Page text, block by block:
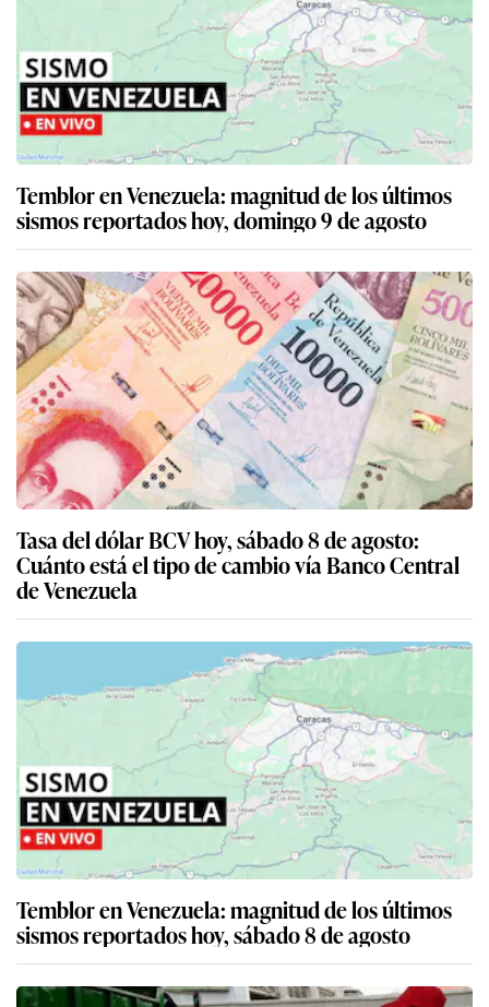
Temblor en Venezuela: magnitud de los últimos
sismos reportados hoy, domingo 9 de agosto
Tasa del dólar BCV hoy, sábado 8 de agosto:
Cuánto está el tipo de cambio vía Banco Central
de Venezuela
Temblor en Venezuela: magnitud de los últimos
sismos reportados hoy, sábado 8 de agosto